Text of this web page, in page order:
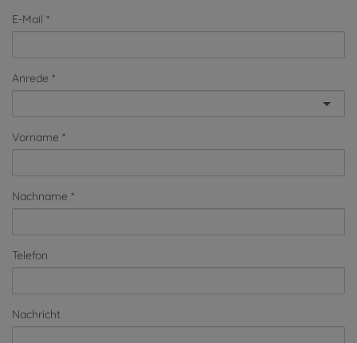
E-Mail
Anrede
Vorname
Nachname
Telefon
Nachricht